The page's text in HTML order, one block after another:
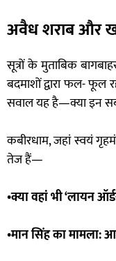
अवैध शराब और
सूत्रों के मुताबिक
बदमाशों द्वारा फल- फूल
सवाल यह है—क्या इन सब
कबीरधाम, जहां स्वयं
तेज हैं—
•क्या वहां भी ‘लायन
•मान सिंह का